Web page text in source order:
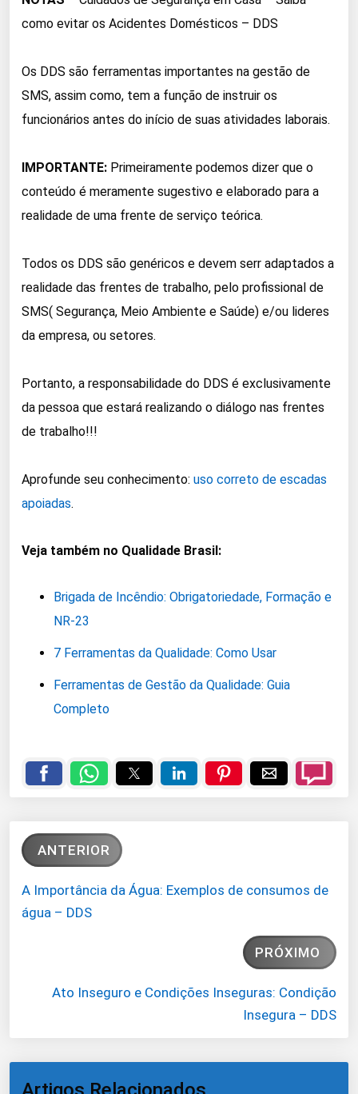
como evitar os Acidentes Domésticos – DDS
Os DDS são ferramentas importantes na gestão de
SMS, assim como, tem a função de instruir os
funcionários antes do início de suas atividades laborais.
IMPORTANTE: Primeiramente podemos dizer que o
conteúdo é meramente sugestivo e elaborado para a
realidade de uma frente de serviço teórica.
Todos os DDS são genéricos e devem serr adaptados a
realidade das frentes de trabalho, pelo profissional de
SMS( Segurança, Meio Ambiente e Saúde) e/ou lideres
da empresa, ou setores.
Portanto, a responsabilidade do DDS é exclusivamente
da pessoa que estará realizando o diálogo nas frentes
de trabalho!!!
Aprofunde seu conhecimento: uso correto de escadas
apoiadas.
Veja também no Qualidade Brasil:
Brigada de Incêndio: Obrigatoriedade, Formação e
NR-23
7 Ferramentas da Qualidade: Como Usar
Ferramentas de Gestão da Qualidade: Guia
Completo
ANTERIOR
A Importância da Água: Exemplos de consumos de
água – DDS
PRÓXIMO
Ato Inseguro e Condições Inseguras: Condição
Insegura – DDS